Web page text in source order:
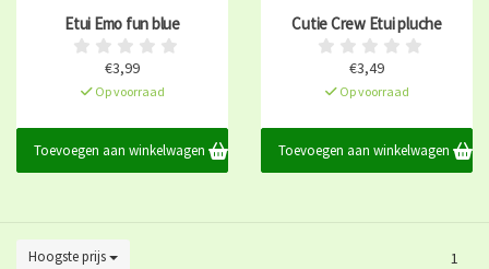
Etui Emo fun blue
€3,99
Op voorraad
Toevoegen aan winkelwagen
Cutie Crew Etui pluche
€3,49
Op voorraad
Toevoegen aan winkelwagen
Hoogste prijs 1